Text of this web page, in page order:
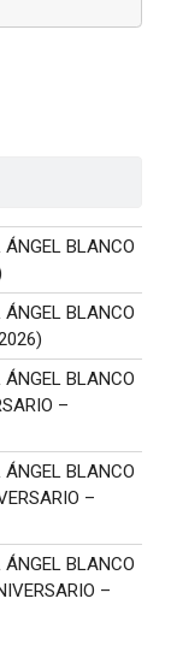
ÁNGEL BLANCO
ÁNGEL BLANCO
ÁNGEL BLANCO
–
ÁNGEL BLANCO
–
ÁNGEL BLANCO
–